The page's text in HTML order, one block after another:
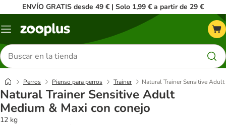
ENVÍO GRATIS desde 49 € | Solo 1,99 € a partir de 29 €
Menú
Buscar
productos
Perros Pienso para perros Trainer Natural Trainer Sensitive
Natural Trainer Sensitive Adult
Medium & Maxi con conejo
12 kg